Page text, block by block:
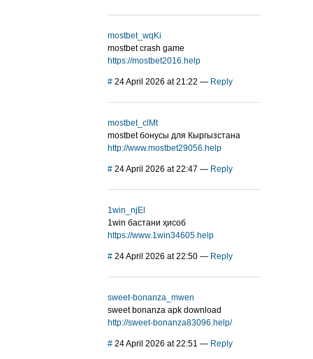
mostbet_wqKi
mostbet crash game
https://mostbet2016.help
# 24 April 2026 at 21:22 — Reply
mostbet_clMt
mostbet бонусы для Кыргызстана
http://www.mostbet29056.help
# 24 April 2026 at 22:47 — Reply
1win_njEl
1win бастани ҳисоб
https://www.1win34605.help
# 24 April 2026 at 22:50 — Reply
sweet-bonanza_mwen
sweet bonanza apk download
http://sweet-bonanza83096.help/
# 24 April 2026 at 22:51 — Reply